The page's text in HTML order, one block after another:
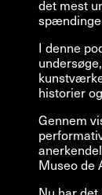
det mest
I denne
historier
Gennem
Museo de